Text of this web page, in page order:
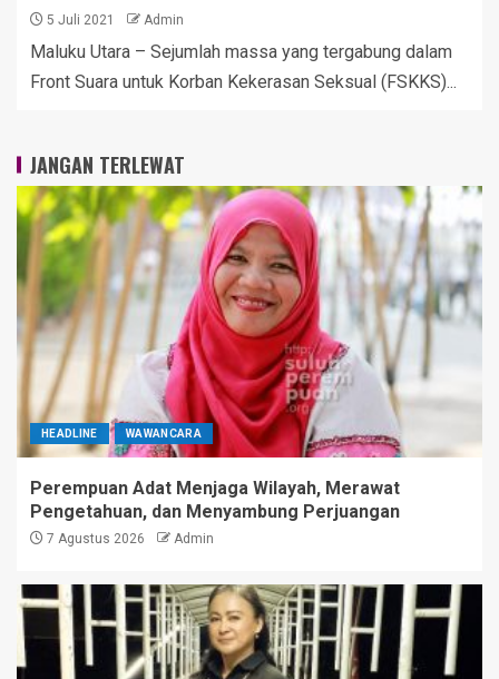
5 Juli 2021 Admin
Maluku Utara – Sejumlah massa yang tergabung dalam
Front Suara untuk Korban Kekerasan Seksual (FSKKS)...
JANGAN TERLEWAT
HEADLINE WAWANCARA
Perempuan Adat Menjaga Wilayah, Merawat
Pengetahuan, dan Menyambung Perjuangan
7 Agustus 2026 Admin